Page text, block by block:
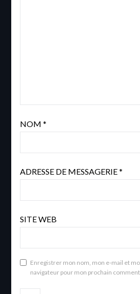
NOM *
ADRESSE DE MESSAGERIE*
SITE WEB
Enregistrer mon nom, mon e-mail et
navigateur pour mon prochain